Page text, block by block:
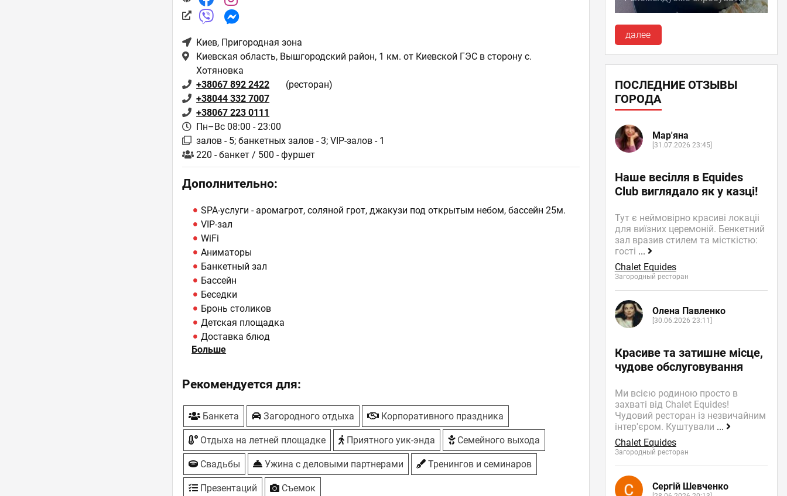
Киев, Пригородная зона
Киевская область, Вышгородский район, 1 км. от Киевской ГЭС в сторону с.
Хотяновка
+38067 892 2422
(ресторан)
+38044 332 7007
+38067 223 0111
Пн–Вс 08:00 - 23:00
залов - 5; банкетных залов - 3; VIP-залов - 1
220 - банкет / 500 - фуршет
Дополнительно:
SPA-услуги - аромагрот, соляной грот, джакузи под открытым небом, бассейн 25м.
VIP-зал
WiFi
Аниматоры
Банкетный зал
Бассейн
Беседки
Бронь столиков
Детская площадка
Доставка блюд
Камин
Лошади напрокат
Настольные игры
Отель
Парковка
Рыбалка
Сауна, Баня - 7 бань мира
Собственная выпечка
Спортплощадки
Больше
Рекомендуется для:
Банкета Загородного отдыха Корпоративного праздника
Отдыха на летней площадке Приятного уик-энда Семейного выхода
Свадьбы Ужина с деловыми партнерами Тренингов и семинаров
Презентаций Съемок
далее
ПОСЛЕДНИЕ ОТЗЫВЫ
ГОРОДА
Мар'яна
[31.07.2026 23:45]
Наше весілля в Equides
Club виглядало як у казці!
Тут є неймовірно красиві локаціі
для виїзних церемоній. Бенкетний
зал вразив стилем та місткістю:
гості ...
Chalet Equides
Загородный ресторан
Олена Павленко
[30.06.2026 23:11]
Красиве та затишне місце,
чудове обслуговування
Ми всією родиною просто в
захваті від Chalet Equides!
Чудовий ресторан із незвичайним
інтер'єром. Куштували ...
Chalet Equides
Загородный ресторан
Сергій Шевченко